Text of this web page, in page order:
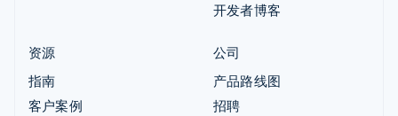
开发者博客
资源
指南
客户案例
公司
产品路线图
招聘